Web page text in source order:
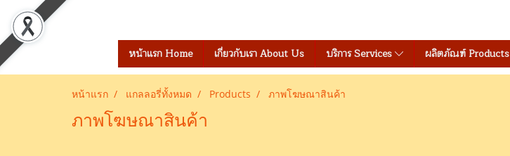
หน้าแรก Home เกี่ยวกับเรา About Us บริการ Services ผลิตภัณฑ์ Products
หน้าแรก แกลลอรี่ทั้งหมด Products ภาพโฆษณาสินค้า
ภาพโฆษณาสินค้า